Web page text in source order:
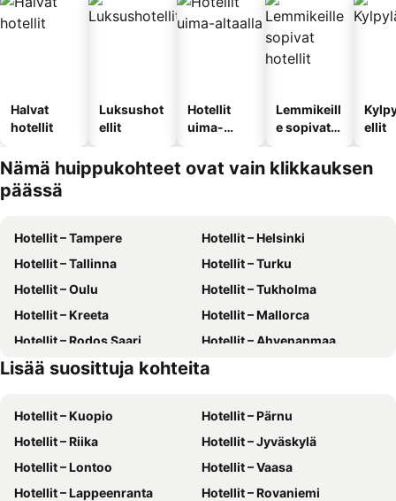
Halvat
hotellit
Luksushot
ellit
Hotellit
uima-
Lemmikeill
e sopivat
ellit
Nämä huippukohteet ovat vain klikkauksen
päässä
Hotellit – Tampere
Hotellit – Helsinki
Hotellit – Tallinna
Hotellit – Turku
Hotellit – Oulu
Hotellit – Tukholma
Hotellit – Kreeta
Hotellit – Mallorca
Hotellit – Rodos Saari
Hotellit – Ahvenanmaa
Hotellit – Suomi
Hotellit – Kreikka
Lisää suosittuja kohteita
Hotellit – Kuopio
Hotellit – Pärnu
Hotellit – Riika
Hotellit – Jyväskylä
Hotellit – Lontoo
Hotellit – Vaasa
Hotellit – Lappeenranta
Hotellit – Rovaniemi